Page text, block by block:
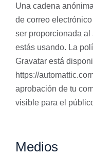
Una cadena
de correo
ser proporcionada al
estás usando. La
Gravatar está
https://
aprobación de tu
visible para el
Medios